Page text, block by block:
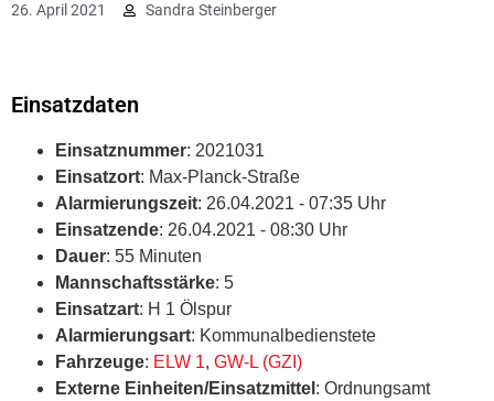
26. April 2021 Sandra Steinberger
Einsatzdaten
Einsatznummer: 2021031
Einsatzort: Max-Planck-Straße
Alarmierungszeit: 26.04.2021 - 07:35 Uhr
Einsatzende: 26.04.2021 - 08:30 Uhr
Dauer: 55 Minuten
Mannschaftsstärke: 5
Einsatzart: H 1 Ölspur
Alarmierungsart: Kommunalbedienstete
Fahrzeuge: ELW 1, GW-L (GZI)
Externe Einheiten/Einsatzmittel : Ordnungsamt